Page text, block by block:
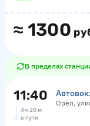
≈ 1300
В пределах
11:40 Орёл,
4 ч 20 м
в пути